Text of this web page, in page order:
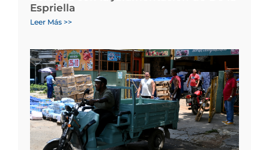
Espriella
Leer Más >>